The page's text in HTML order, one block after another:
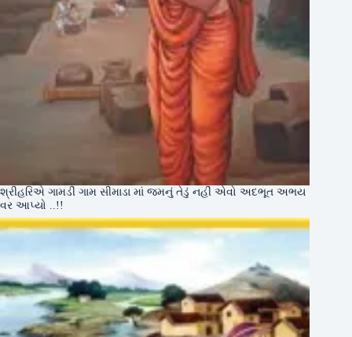
શ્રીહરિએ ગામડીં ગામ સીમાડા માં જમનું તેડું નહીં એવો અદભૂત અભય
વર આપ્યો ..!!